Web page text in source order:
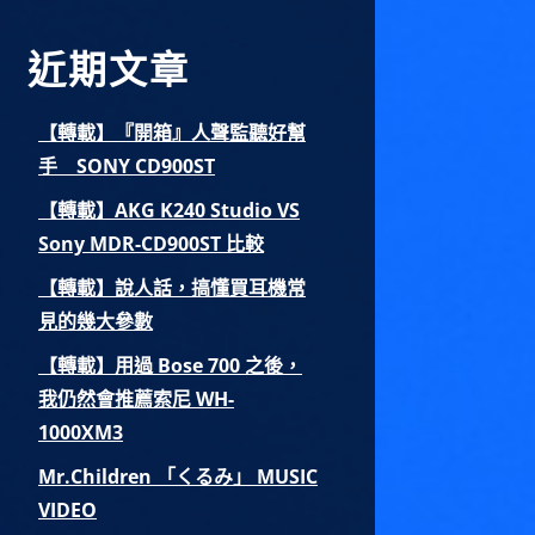
近期文章
【轉載】『開箱』人聲監聽好幫
手 SONY CD900ST
【轉載】AKG K240 Studio VS
Sony MDR-CD900ST 比較
【轉載】說人話，搞懂買耳機常
見的幾大參數
【轉載】用過 Bose 700 之後，
我仍然會推薦索尼 WH-
1000XM3
Mr.Children 「くるみ」 MUSIC
VIDEO